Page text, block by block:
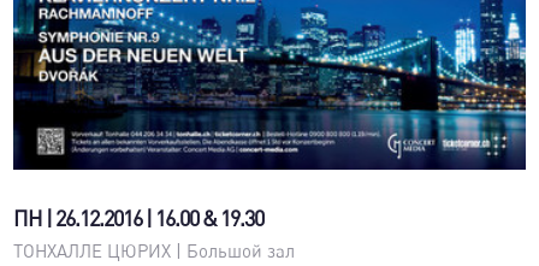
ПН | 26.12.2016 | 16.00 & 19.30
ТОНХАЛЛЕ ЦЮРИХ | Большой зал